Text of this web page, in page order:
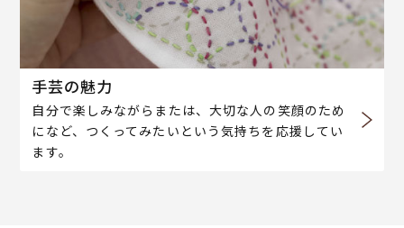
手芸の魅力
自分で楽しみながらまたは、大切な人の笑顔のため
になど、つくってみたいという気持ちを応援してい
ます。